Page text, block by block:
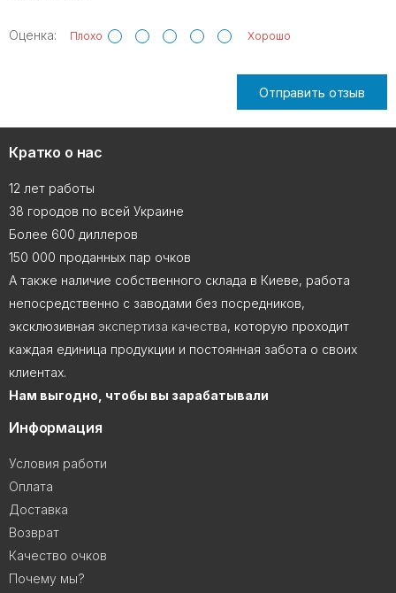
Оценка: Плохо Хорошо
Отправить отзыв
Кратко о нас
12 лет работы
38 городов по всей Украине
Более 600 диллеров
150 000 проданных пар очков
А также наличие собственного склада в Киеве, работа
непосредственно с заводами без посредников,
эксклюзивная экспертиза качества, которую проходит
каждая единица продукции и постоянная забота о своих
клиентах.
Нам выгодно, чтобы вы зарабатывали
Информация
Условия работи
Оплата
Доставка
Возврат
Качество очков
Почему мы?